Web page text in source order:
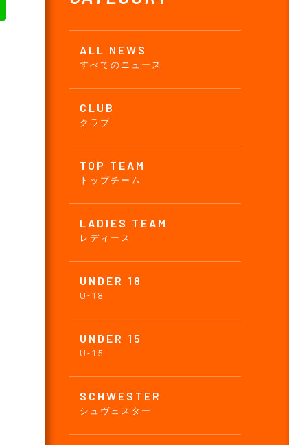
ALL NEWS
すべてのニュース
CLUB
クラブ
TOP TEAM
トップチーム
LADIES TEAM
レディース
UNDER 18
U-18
UNDER 15
U-15
SCHWESTER
シュヴェスター